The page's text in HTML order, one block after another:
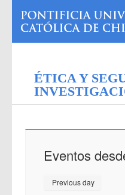
ÉTICA Y
Eventos
Previous day